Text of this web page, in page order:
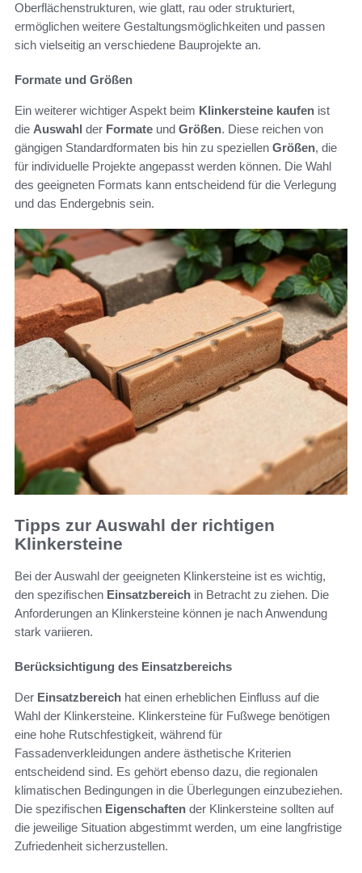
Oberflächenstrukturen, wie glatt, rau oder strukturiert,
ermöglichen weitere Gestaltungsmöglichkeiten und passen
sich vielseitig an verschiedene Bauprojekte an.
Formate und Größen
Ein weiterer wichtiger Aspekt beim Klinkersteine kaufen ist
die Auswahl der Formate und Größen. Diese reichen von
gängigen Standardformaten bis hin zu speziellen Größen, die
für individuelle Projekte angepasst werden können. Die Wahl
des geeigneten Formats kann entscheidend für die Verlegung
und das Endergebnis sein.
Tipps zur Auswahl der richtigen
Klinkersteine
Bei der Auswahl der geeigneten Klinkersteine ist es wichtig,
den spezifischen Einsatzbereich in Betracht zu ziehen. Die
Anforderungen an Klinkersteine können je nach Anwendung
stark variieren.
Berücksichtigung des Einsatzbereichs
Der Einsatzbereich hat einen erheblichen Einfluss auf die
Wahl der Klinkersteine. Klinkersteine für Fußwege benötigen
eine hohe Rutschfestigkeit, während für
Fassadenverkleidungen andere ästhetische Kriterien
entscheidend sind. Es gehört ebenso dazu, die regionalen
klimatischen Bedingungen in die Überlegungen einzubeziehen.
Die spezifischen Eigenschaften der Klinkersteine sollten auf
die jeweilige Situation abgestimmt werden, um eine langfristige
Zufriedenheit sicherzustellen.